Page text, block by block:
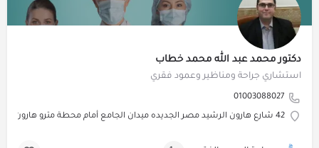
دكتور محمد عبد الله محمد خطاب
استشاري جراحة ومناظير وعمود فقري
01003088027
42 شارع هارون الرشيد مصر الجديده ميدان الجامع أمام محطة مترو هارون الرشيد أعلي معرض الحرمين للاضاءة